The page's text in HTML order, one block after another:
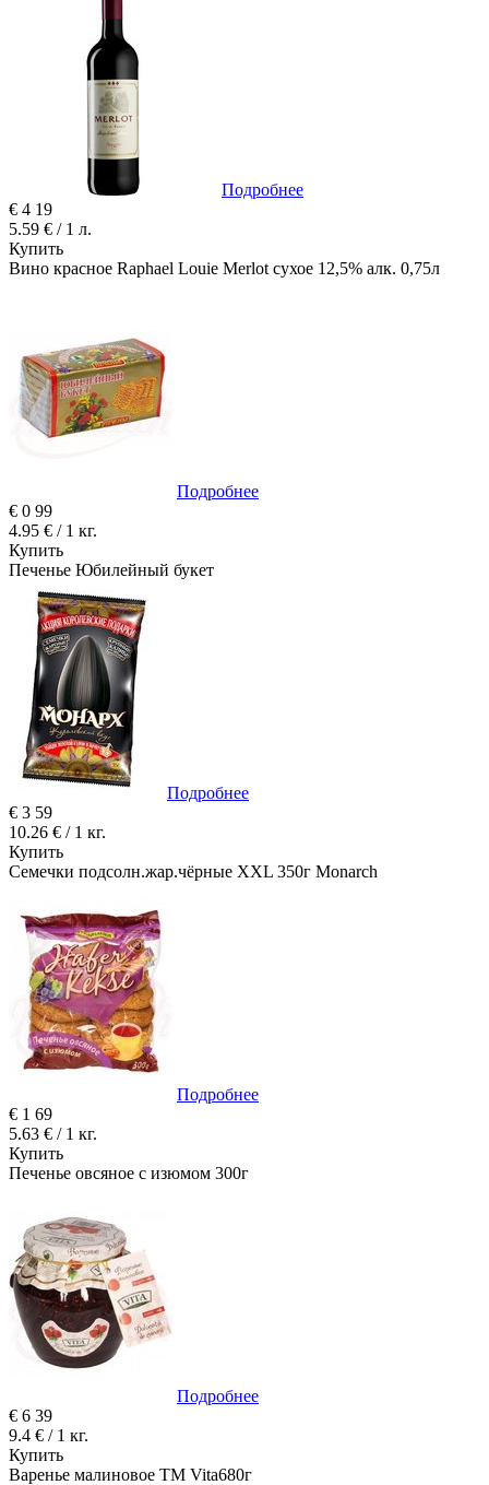
Подробнее
€ 4 19
5.59 € / 1 л.
Купить
Вино красное Raphael Louie Merlot сухое 12,5% алк. 0,75л
Подробнее
€ 0 99
4.95 € / 1 кг.
Купить
Печенье Юбилейный букет
Подробнее
€ 3 59
10.26 € / 1 кг.
Купить
Семечки подсолн.жар.чёрные XXL 350г Monarch
Подробнее
€ 1 69
5.63 € / 1 кг.
Купить
Печенье овсяное с изюмом 300г
Подробнее
€ 6 39
9.4 € / 1 кг.
Купить
Варенье малиновое ТМ Vita680г